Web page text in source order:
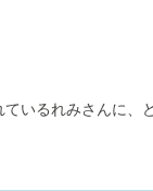
いるれみさんに、